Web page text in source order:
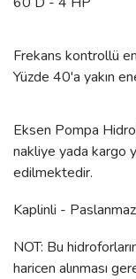
Frekans kontrollü
Yüzde 40'a yakın
Eksen Pompa
nakliye yada kargo
edilmektedir.
Kaplinli -
NOT: Bu
haricen alınması